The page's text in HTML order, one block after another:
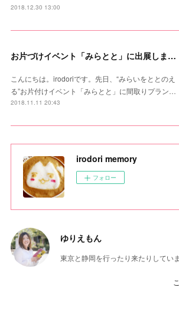
2018.12.30 13:00
お片づけイベント「みらとと」に出展しました。
こんにちは。irodoriです。先日、“みらいをととのえ
る”お片付けイベント「みらとと」に間取りプラン…
2018.11.11 20:43
irodori memory
フォロー
ゆりえもん
東京と静岡を行ったり来たりしていま